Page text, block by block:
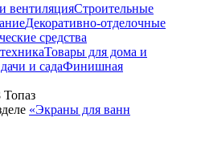
вентиляцияСтроительные
Декоративно-отделочные
средства
Товары для дома и
и садаФинишная
«Экраны для ванн